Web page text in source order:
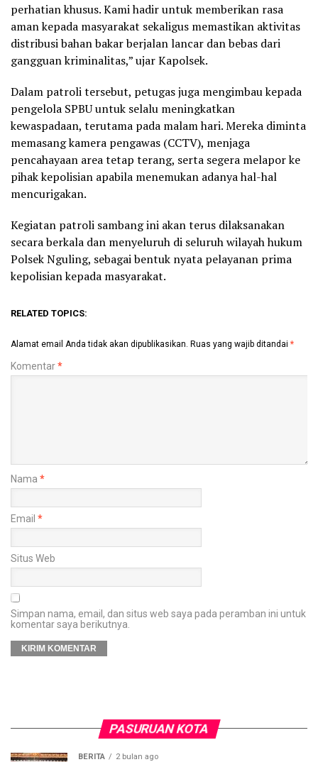
perhatian khusus. Kami hadir untuk memberikan rasa
aman kepada masyarakat sekaligus memastikan aktivitas
distribusi bahan bakar berjalan lancar dan bebas dari
gangguan kriminalitas,” ujar Kapolsek.
Dalam patroli tersebut, petugas juga mengimbau kepada
pengelola SPBU untuk selalu meningkatkan
kewaspadaan, terutama pada malam hari. Mereka diminta
memasang kamera pengawas (CCTV), menjaga
pencahayaan area tetap terang, serta segera melapor ke
pihak kepolisian apabila menemukan adanya hal-hal
mencurigakan.
Kegiatan patroli sambang ini akan terus dilaksanakan
secara berkala dan menyeluruh di seluruh wilayah hukum
Polsek Nguling, sebagai bentuk nyata pelayanan prima
kepolisian kepada masyarakat.
RELATED TOPICS:
Alamat email Anda tidak akan dipublikasikan. Ruas yang wajib ditandai *
Komentar*
Nama *
Email *
Situs Web
Simpan nama, email, dan situs web saya pada peramban ini untuk
komentar saya berikutnya.
PASURUAN KOTA
BERITA 2 bulan ago